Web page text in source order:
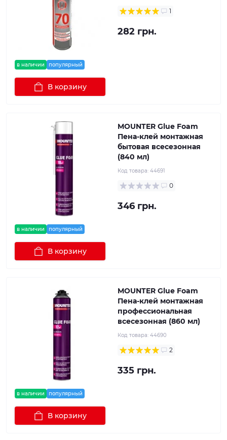
в наличии популярный
1
282 грн.
В корзину
в наличии популярный
MOUNTER Glue Foam
Пена-клей монтажная
бытовая всесезонная
(840 мл)
Код товара: 44691
0
346 грн.
В корзину
в наличии популярный
MOUNTER Glue Foam
Пена-клей монтажная
профессиональная
всесезонная (860 мл)
Код товара: 44690
2
335 грн.
В корзину